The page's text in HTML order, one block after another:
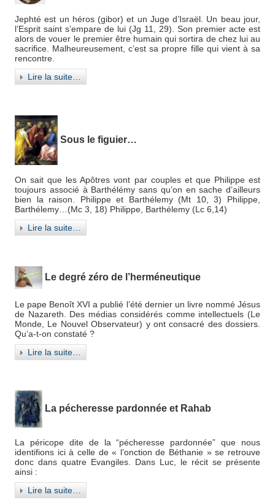
Jephté est un héros (gibor) et un Juge d’Israël. Un beau jour,
l’Esprit saint s’empare de lui (Jg 11, 29). Son premier acte est
alors de vouer le premier être humain qui sortira de chez lui au
sacrifice. Malheureusement, c’est sa propre fille qui vient à sa
rencontre.
Lire la suite…
Sous le figuier…
On sait que les Apôtres vont par couples et que Philippe est
toujours associé à Barthélémy sans qu’on en sache d’ailleurs
bien la raison. Philippe et Barthélemy (Mt 10, 3) Philippe,
Barthélemy…(Mc 3, 18) Philippe, Barthélemy (Lc 6,14)
Lire la suite…
Le degré zéro de l’herméneutique
Le pape Benoît XVI a publié l’été dernier un livre nommé Jésus
de Nazareth. Des médias considérés comme intellectuels (Le
Monde, Le Nouvel Observateur) y ont consacré des dossiers.
Qu’a-t-on constaté ?
Lire la suite…
La pécheresse pardonnée et Rahab
La péricope dite de la “pécheresse pardonnée” que nous
identifions ici à celle de « l’onction de Béthanie » se retrouve
donc dans quatre Evangiles. Dans Luc, le récit se présente
ainsi :
Lire la suite…